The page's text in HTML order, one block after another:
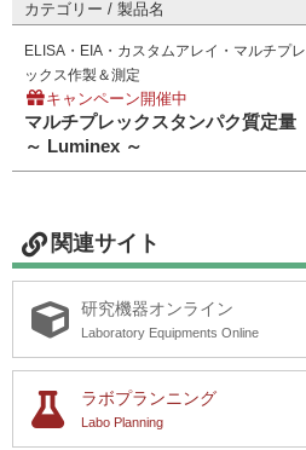
カテゴリー / 製品名
ELISA・EIA・カスタムアレイ・マルチプレ
ックス作製＆測定
キャンペーン開催中
マルチプレックスタンパク質定量
～ Luminex ～
関連サイト
研究機器オンライン
Laboratory Equipments Online
ラボプランニング
Labo Planning
メーカー別索引
販売元別索引
研究機器オンライン
ラボプランニング
実験フローガイド